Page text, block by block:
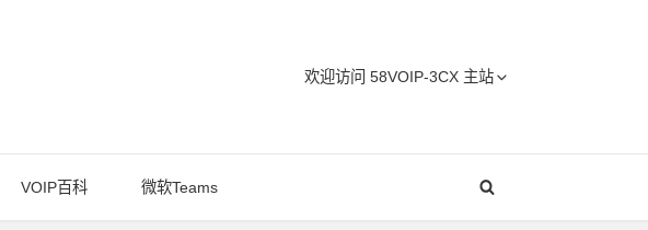
Menu
欢迎访问 58VOIP-3CX 主站
VOIP百科 微软Teams